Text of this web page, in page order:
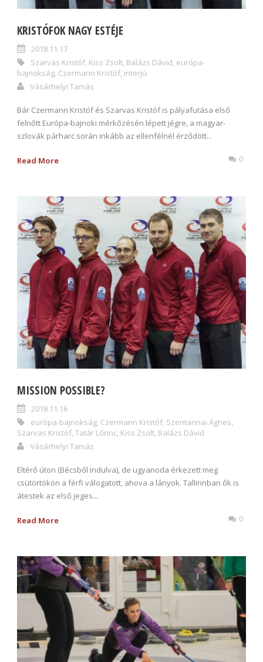
KRISTÓFOK NAGY ESTÉJE
2018.11.17
Szarvas Kristóf, Kiss Zsolt, Balázs Dávid, európa-
bajnokság, Czermann Kristóf, interjú
Vásárhelyi Tamás
Bár Czermann Kristóf és Szarvas Kristóf is pályafutása első
felnőtt Európa-bajnoki mérkőzésén lépett jégre, a magyar-
szlovák párharc során inkább az ellenfélnél érződött...
Read More 0
MISSION POSSIBLE?
2018.11.16
európa-bajnokság, Czermann Kristóf, Szentannai Ágnes,
Szarvas Kristóf, Tatár Lőrinc, Kiss Zsolt, Balázs Dávid
Vásárhelyi Tamás
Eltérő úton (Bécsből indulva), de ugyanoda érkezett meg
csütörtökön a férfi válogatott, ahova a lányok. Tallinnban ők is
átestek az első jeges...
Read More 0